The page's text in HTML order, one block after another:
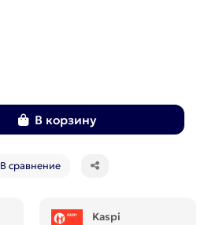
В корзину
В сравнение
Kaspi